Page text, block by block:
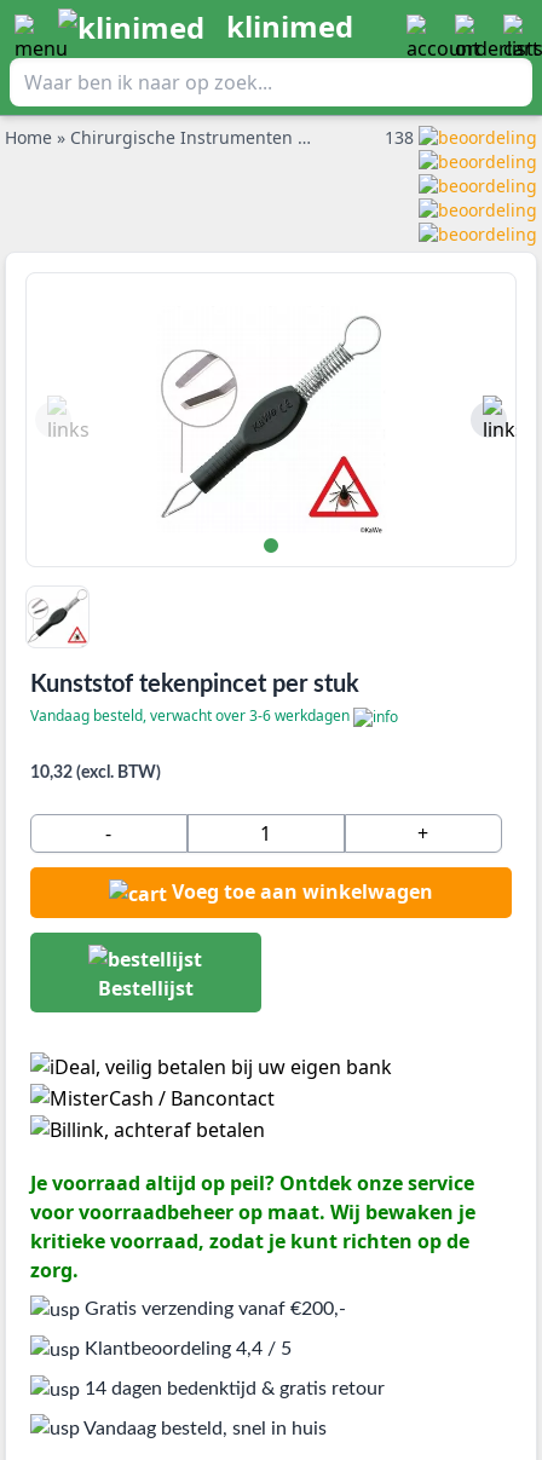
klinimed
Home » Chirurgische Instrumenten » Pincetten»Kunststof
138
Kunststof tekenpincet per stuk
Vandaag besteld, verwacht over 3-6 werkdagen
10,32 (excl. BTW)
- +
Voeg toe aan winkelwagen
Bestellijst
Je voorraad altijd op peil? Ontdek onze service
voor voorraadbeheer op maat. Wij bewaken je
kritieke voorraad, zodat je kunt richten op de
zorg.
Gratis verzending vanaf €200,-
Klantbeoordeling 4,4 / 5
14 dagen bedenktijd & gratis retour
Vandaag besteld, snel in huis